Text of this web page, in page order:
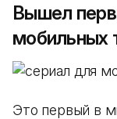
Вышел
мобильных
Это первый в